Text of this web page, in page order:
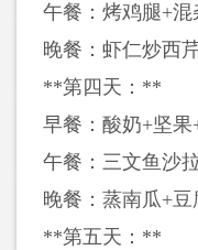
午餐：烤鸡腿+混
晚餐：虾仁炒西
**第四天：**
早餐：酸奶+坚果
午餐：三文鱼沙
晚餐：蒸南瓜+
**第五天：**